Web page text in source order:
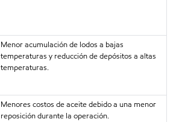
Menor acumulación de lodos a bajas
temperaturas y reducción de depósitos a altas
temperaturas.
Menores costos de aceite debido a una menor
reposición durante la operación.